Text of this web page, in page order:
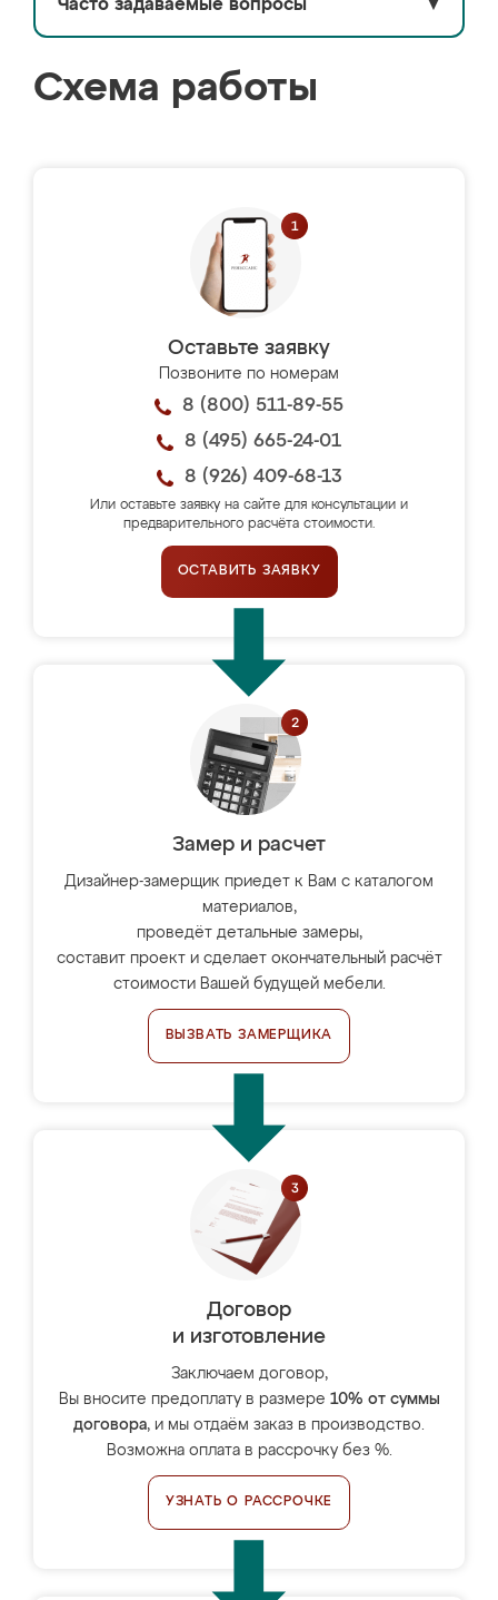
Часто задаваемые вопросы ▼
Схема работы
Оставьте заявку
Позвоните по номерам
8 (800) 511-89-55
8 (495) 665-24-01
8 (926) 409-68-13
Или оставьте заявку на сайте для консультации и
предварительного расчёта стоимости.
ОСТАВИТЬ ЗАЯВКУ
Замер и расчет
Дизайнер-замерщик приедет к Вам с каталогом
материалов,
проведёт детальные замеры,
составит проект и сделает окончательный расчёт
стоимости Вашей будущей мебели.
ВЫЗВАТЬ ЗАМЕРЩИКА
Договор
и изготовление
Заключаем договор,
Вы вносите предоплату в размере 10% от суммы
договора, и мы отдаём заказ в производство.
Возможна оплата в рассрочку без %.
УЗНАТЬ О РАССРОЧКЕ